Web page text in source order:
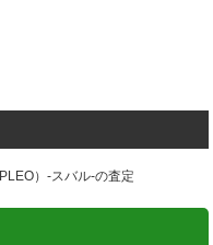
）-スバル-の査定